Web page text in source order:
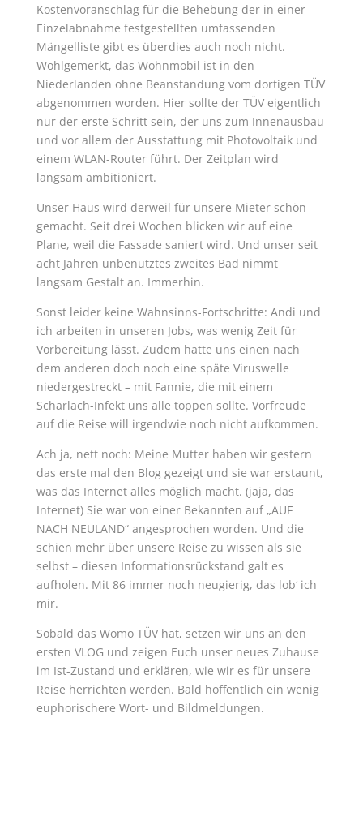
Kostenvoranschlag für die Behebung der in einer
Einzelabnahme festgestellten umfassenden
Mängelliste gibt es überdies auch noch nicht.
Wohlgemerkt, das Wohnmobil ist in den
Niederlanden ohne Beanstandung vom dortigen TÜV
abgenommen worden. Hier sollte der TÜV eigentlich
nur der erste Schritt sein, der uns zum Innenausbau
und vor allem der Ausstattung mit Photovoltaik und
einem WLAN-Router führt. Der Zeitplan wird
langsam ambitioniert.
Unser Haus wird derweil für unsere Mieter schön
gemacht. Seit drei Wochen blicken wir auf eine
Plane, weil die Fassade saniert wird. Und unser seit
acht Jahren unbenutztes zweites Bad nimmt
langsam Gestalt an. Immerhin.
Sonst leider keine Wahnsinns-Fortschritte: Andi und
ich arbeiten in unseren Jobs, was wenig Zeit für
Vorbereitung lässt. Zudem hatte uns einen nach
dem anderen doch noch eine späte Viruswelle
niedergestreckt – mit Fannie, die mit einem
Scharlach-Infekt uns alle toppen sollte. Vorfreude
auf die Reise will irgendwie noch nicht aufkommen.
Ach ja, nett noch: Meine Mutter haben wir gestern
das erste mal den Blog gezeigt und sie war erstaunt,
was das Internet alles möglich macht. (jaja, das
Internet) Sie war von einer Bekannten auf „AUF
NACH NEULAND“ angesprochen worden. Und die
schien mehr über unsere Reise zu wissen als sie
selbst – diesen Informationsrückstand galt es
aufholen. Mit 86 immer noch neugierig, das lob‘ ich
mir.
Sobald das Womo TÜV hat, setzen wir uns an den
ersten VLOG und zeigen Euch unser neues Zuhause
im Ist-Zustand und erklären, wie wir es für unsere
Reise herrichten werden. Bald hoffentlich ein wenig
euphorischere Wort- und Bildmeldungen.